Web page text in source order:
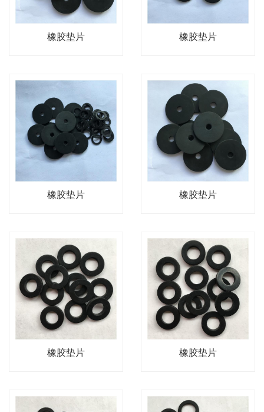
橡胶垫片 橡胶垫片
橡胶垫片 橡胶垫片
橡胶垫片 橡胶垫片